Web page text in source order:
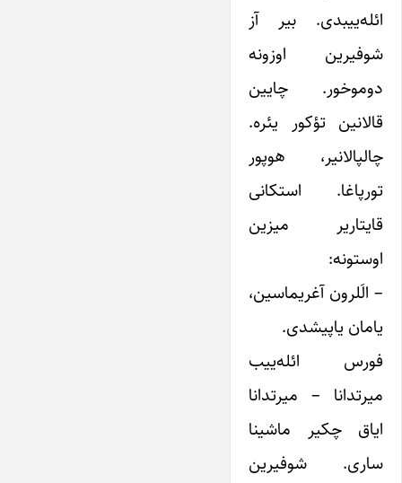
ائله‌ییبدی. بیر آز
شوفیرین اوزونه
دوموخور. چایین
قالانین تؤکور یئره.
چالپالانیر، هوپور
تورپاغا. استکانی
قایتاریر میزین
اوستونه:
– الَلرون آغریماسین،
یامان یاپیشدی. ‌ ‌ ‌
فورس ائله‌ییب
میرتدانا – میرتدانا
ایاق چکیر ماشینا
ساری. شوفیرین